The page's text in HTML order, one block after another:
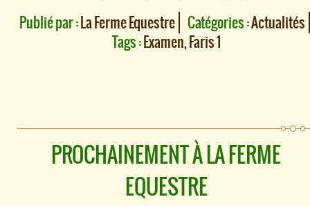
Publié par :La Ferme Equestre Catégories :Actualités
Tags :Examen,Faris 1
PROCHAINEMENT À LA FERME
EQUESTRE